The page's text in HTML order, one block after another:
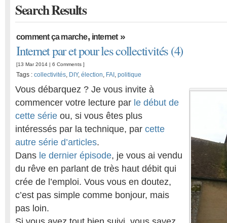
SearchResults
comment ça marche, internet»
Internet par et pour les collectivités (4)
[13 Mar 2014 | 6 Comments ]
Tags : collectivités, DIY, élection, FAI , politique
Vous débarquez ? Je vous invite à
commencer votre lecture par le début de
cette série ou, si vous êtes plus
intéressés par la technique, par cette
autre série d’articles.
Dans le dernier épisode, je vous ai vendu
du rêve en parlant de très haut débit qui
crée de l’emploi. Vous vous en doutez,
c’est pas simple comme bonjour, mais
pas loin.